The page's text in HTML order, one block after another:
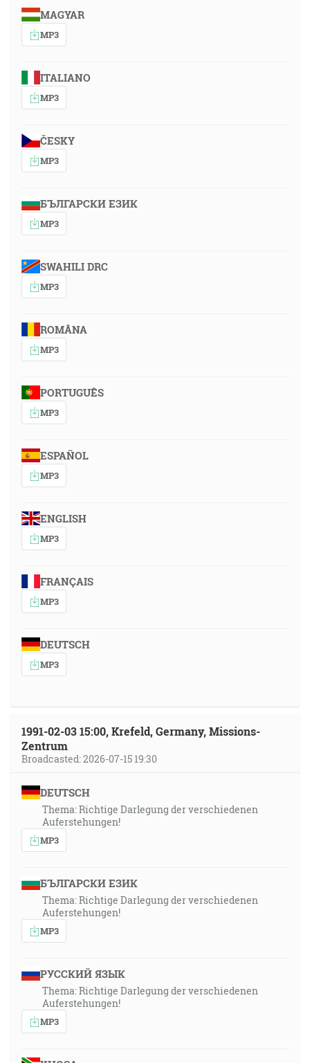
MAGYAR
MP3
ITALIANO
MP3
ČESKY
MP3
БЪЛГАРСКИ ЕЗИК
MP3
SWAHILI DRC
MP3
ROMÂNA
MP3
PORTUGUÊS
MP3
ESPAÑOL
MP3
ENGLISH
MP3
FRANÇAIS
MP3
DEUTSCH
MP3
1991-02-03 15:00, Krefeld, Germany, Missions-
Zentrum
Broadcasted: 2026-07-15 19:30
DEUTSCH
Thema: Richtige Darlegung der verschiedenen
Auferstehungen!
MP3
БЪЛГАРСКИ ЕЗИК
Thema: Richtige Darlegung der verschiedenen
Auferstehungen!
MP3
РУССКИЙ ЯЗЫК
Thema: Richtige Darlegung der verschiedenen
Auferstehungen!
MP3